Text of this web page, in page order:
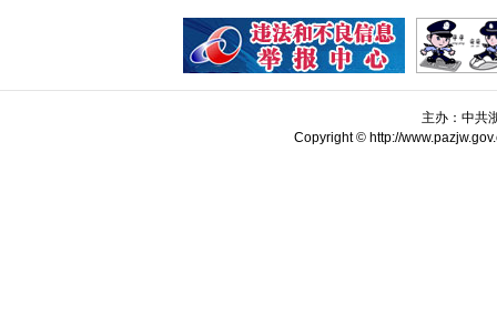
主办：中共
Copyright © http://